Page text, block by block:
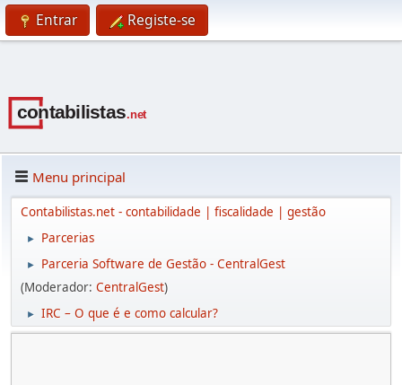
Entrar Registe-se
Menu principal
Contabilistas.net - contabilidade | fiscalidade | gestão
► Parcerias
►
Parceria Software de Gestão - CentralGest
(Moderador: CentralGest)
► IRC – O que é e como calcular?